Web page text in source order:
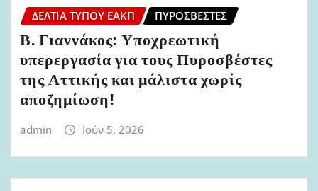
ΔΕΛΤΊΑ ΤΎΠΟΥ ΕΑΚΠ ΠΥΡΟΣΒΈΣΤΕΣ
Β. Γιαννάκος: Υποχρεωτική
υπερεργασία για τους Πυροσβέστες
της Αττικής και μάλιστα χωρίς
αποζημίωση!
admin Ιούν 5, 2026